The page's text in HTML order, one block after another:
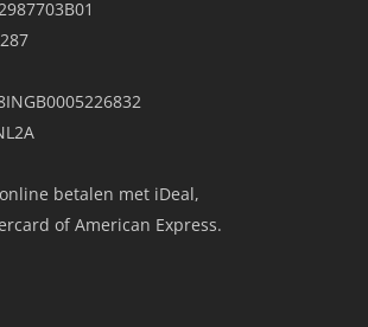
betalen met iDeal,
of American Express.